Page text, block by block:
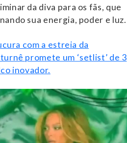
da diva para os fãs, que
sua energia, poder e luz.
com a estreia da
promete um ‘setlist’ de 3
inovador.